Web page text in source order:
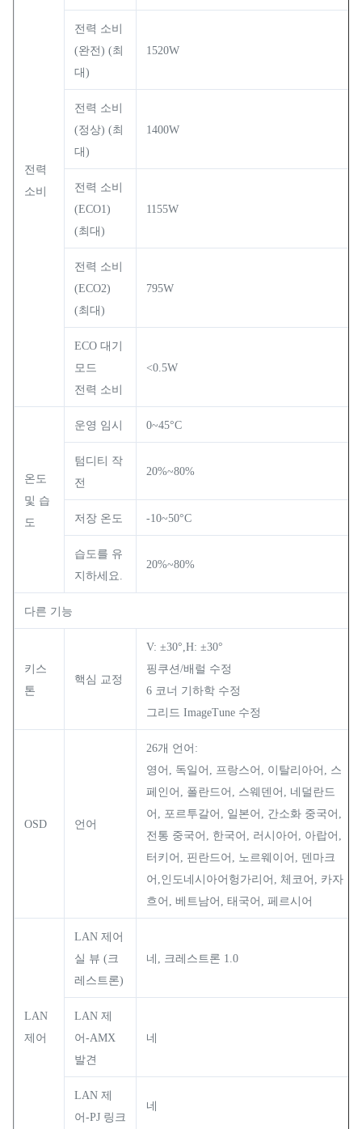
전력
소비
전력 소비
(완전) (최
대)
1520W
전력 소비
(정상) (최
대)
1400W
전력 소비
(ECO1)
(최대)
1155W
전력 소비
(ECO2)
(최대)
795W
ECO 대기
모드
전력 소비
<0.5W
온도
및 습
도
운영 임시 0~45°C
텀디티 작
전
20%~80%
저장 온도 -10~50°C
습도를 유
지하세요.
20%~80%
다른 기능
키스
톤
핵심 교정
V: ±30°,H: ±30°
핑쿠션/배럴 수정
6 코너 기하학 수정
그리드 ImageTune 수정
OSD 언어
26개 언어:
영어, 독일어, 프랑스어, 이탈리아어, 스
페인어, 폴란드어, 스웨덴어, 네덜란드
어, 포르투갈어, 일본어, 간소화 중국어,
전통 중국어, 한국어, 러시아어, 아랍어,
터키어, 핀란드어, 노르웨이어, 덴마크
어,인도네시아어헝가리어, 체코어, 카자
흐어, 베트남어, 태국어, 페르시어
LAN
제어
LAN 제어
실 뷰 (크
레스트론)
네, 크레스트론 1.0
LAN 제
어-AMX
발견
네
LAN 제
어-PJ 링크
네